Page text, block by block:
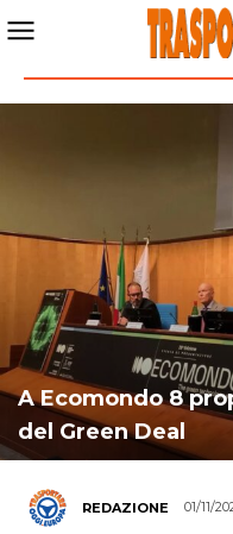
A Ecomondo 8
del Green Deal
REDAZIONE 01/11/